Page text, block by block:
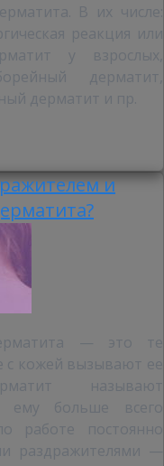
В их числе:
реакция или
у взрослых,
дерматит,
дерматит и пр.
и
— это те
с кожей вызывают ее
называют
ему больше всего
работе постоянно
раздражителями —